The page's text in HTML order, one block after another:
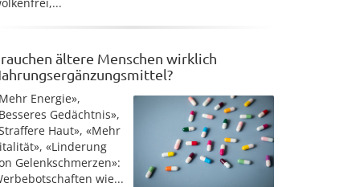
ältere Menschen wirklich
Energie»,
Gedächtnis»,
Haut», «Mehr
«Linderung
Gelenkschmerzen»:
wie...